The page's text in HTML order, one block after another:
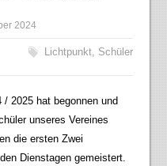
2024
Lichtpunkt Schüler
/ 2025 hat begonnen und
unseres Vereines
die ersten Zwei
Dienstagen gemeistert.